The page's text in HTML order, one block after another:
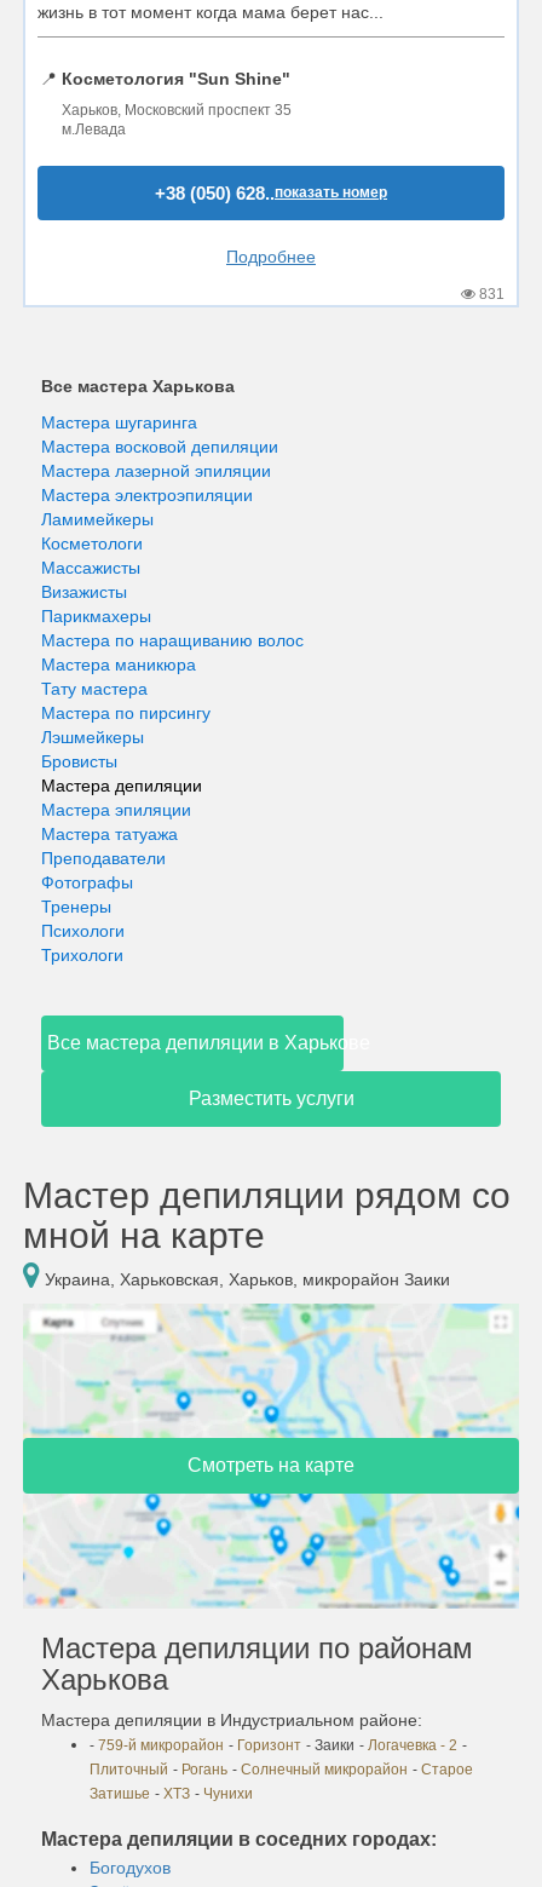
жизнь в тот момент когда мама берет нас...
📍 Косметология "Sun Shine"
Харьков, Московский проспект 35
м.Левада
+38 (050) 628..показать номер
Подробнее
831
Все мастера Харькова
Мастера шугаринга
Мастера восковой депиляции
Мастера лазерной эпиляции
Мастера электроэпиляции
Ламимейкеры
Косметологи
Массажисты
Визажисты
Парикмахеры
Мастера по наращиванию волос
Мастера маникюра
Тату мастера
Мастера по пирсингу
Лэшмейкеры
Бровисты
Мастера депиляции
Мастера эпиляции
Мастера татуажа
Преподаватели
Фотографы
Тренеры
Психологи
Трихологи
Все мастера депиляции в Харькове
Разместить услуги
Мастер депиляции рядом со
мной на карте
Украина, Харьковская, Харьков, микрорайон Заики
Смотреть на карте
Мастера депиляции по районам
Харькова
Мастера депиляции в Индустриальном районе:
- 759-й микрорайон - Горизонт - Заики - Логачевка - 2 -
Плиточный - Рогань - Солнечный микрорайон - Старое
Затишье - ХТЗ - Чунихи
Мастера депиляции в соседних городах:
Богодухов